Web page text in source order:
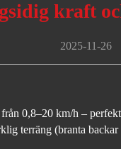
kraft
2025-11-26
0,8–20 km/h –
terräng (branta